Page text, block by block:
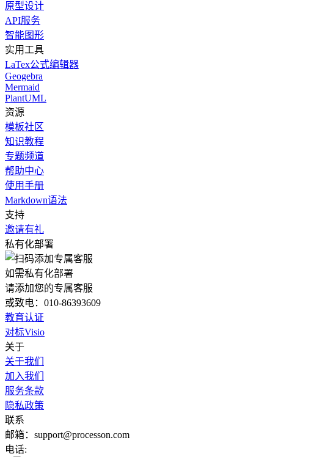
原型设计
API服务
智能图形
实用工具
LaTex公式编辑器
Geogebra
Mermaid
PlantUML
资源
模板社区
知识教程
专题频道
帮助中心
使用手册
Markdown语法
支持
邀请有礼
私有化部署
如需私有化部署
请添加您的专属客服
或致电：010-86393609
教育认证
对标Visio
关于
关于我们
加入我们
服务条款
隐私政策
联系
邮箱：support@processon.com
电话: